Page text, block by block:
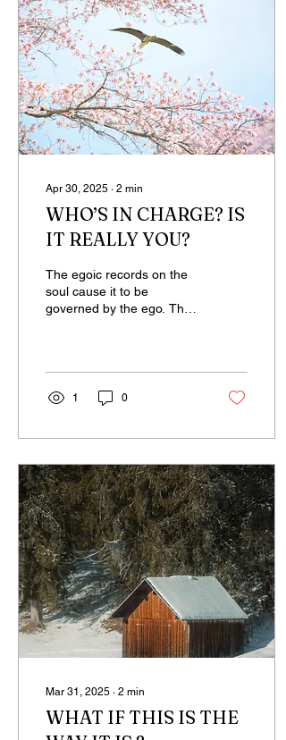
just plain parquet and
open space.But one day I
said to myself: “Let’s add a
little warmth to the
bedroom; maybe we
should get a carpet.” We
looked...
Apr 30, 2025 ∙ 2 min
WHO’S IN CHARGE? IS
IT REALLY YOU?
The egoic records on the
soul cause it to be
governed by the ego. The
1 0
Mar 31, 2025 ∙ 2 min
WHAT IF THIS IS THE